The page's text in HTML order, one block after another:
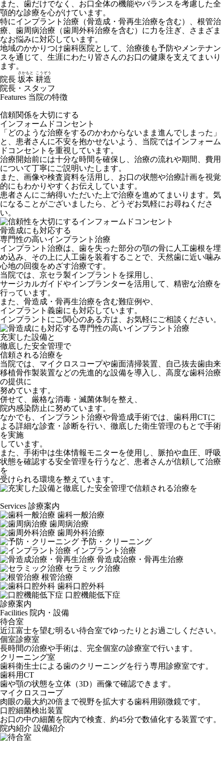
また、歯だけでなく、お口全体の機能やバランスを考慮した全
顎的な診療を心がけています。
特にインプラント治療（骨造成・骨再生治療を含む）、根管治
療、歯周病治療（歯周外科治療を含む）に力を注ぎ、さまざま
なお悩みに対応しています。
地域のかかりつけ歯科医院として、治療後も予防やメンテナン
スを通じて、生涯にわたり皆さんのお口の健康を支えてまいり
ます。
院長 坂本
さかもと
耕造
こうぞう
院長・スタッフ
Features 当院の特徴
信頼関係を大切にする
インフォームドコンセント
「どのような治療をするのかわからないまま進んでしまった」
と、患者さんに不安を抱かせないよう、当院ではインフォーム
ドコンセントを重視しています。
治療開始前には十分な時間を確保し、治療の流れや期間、費用
について丁寧にご説明いたします。
また、画像や検査資料を活用し、お口の状態や治療計画を視覚
的にもわかりやすくお伝えしています。
患者さんにご納得いただいた上で治療を進めてまいります。気
になることがございましたら、どうぞお気軽にお尋ねくださ
い。
骨造成にも対応する
専門性の高いインプラント治療
インプラント治療は、歯を失った部分の顎の骨に人工歯根を埋
め込み、その上に人工歯を装着することで、天然歯に近い噛み
心地の回復をめざす治療です。
当院では、京セラ製インプラントを採用し、
サージカルガイドやインプランターを活用して、精密な治療を
行っています。
また、骨造成・骨再生治療を含む難症例や、
インプラント義歯にも対応しています。
インプラントにご関心のある方は、お気軽にご相談ください。
充実した設備と
徹底した安全管理で
信頼される治療を
当院では、マイクロスコープや歯面清掃装置、自己抜去歯由来
移植骨作製装置などの先進的な設備を導入し、高度な歯科治療
の提供に
努めています。
併せて、厳格な消毒・滅菌体制を整え、
院内感染防止に努めています。
なかでも、インプラント治療や骨造成手術では、歯科用CTに
よる詳細な診査・診断を行い、徹底した衛生管理のもとで手術
を実施
しています。
また、手術中は生体情報モニターを使用し、脈拍や血圧、呼吸
状態を確認する安全管理を行うなど、患者さんが信頼して治療
を
受けられる環境を整えています。
Services 診療案内
歯科一般治療
歯周病治療
歯周外科治療
予防・クリーニング
インプラント治療
骨造成治療・骨再生治療
セラミック治療
根管治療
歯科口腔外科
口腔機能低下症
診療案内
Facilities 院内・設備
待合室
近江富士を望む明るい待合室でゆったりとお過ごしください。
個室診療室
長時間の治療や手術は、完全個室の診療室で行います。
クリーニング室
歯科衛生士による歯のクリーニングを行う専用診療室です。
歯科用CT
歯や顎の状態を立体（3D）画像で確認できます。
マイクロスコープ
肉眼の最大約20倍まで視野を拡大する歯科用顕微鏡です。
口腔細菌検出装置
お口の中の細菌を院内で検査、約45分で数値化する装置です。
院内紹介 設備紹介